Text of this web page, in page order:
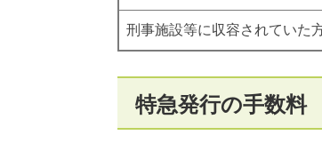
刑事施設等に収容されていた
特急発行の手数料